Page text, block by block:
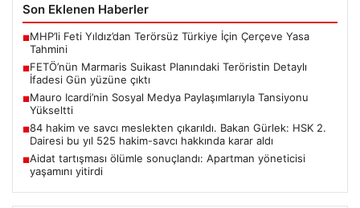
Son Eklenen Haberler
■MHP’li Feti Yıldız’dan Terörsüz Türkiye İçin Çerçeve Yasa
Tahmini
■FETÖ’nün Marmaris Suikast Planındaki Teröristin Detaylı
İfadesi Gün yüzüne çıktı
■Mauro Icardi’nin Sosyal Medya Paylaşımlarıyla Tansiyonu
Yükseltti
■84 hakim ve savcı meslekten çıkarıldı. Bakan Gürlek: HSK 2.
Dairesi bu yıl 525 hakim-savcı hakkında karar aldı
■Aidat tartışması ölümle sonuçlandı: Apartman yöneticisi
yaşamını yitirdi